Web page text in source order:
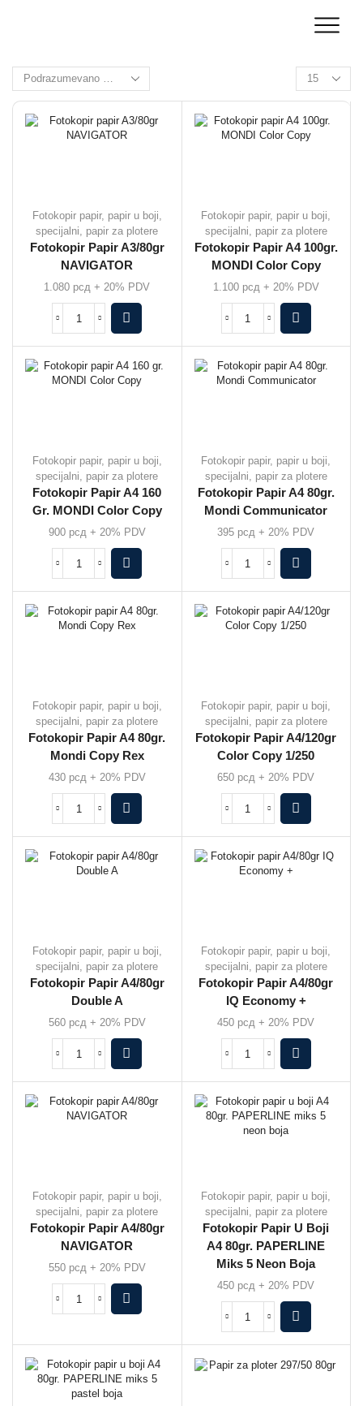
Fotokopir papir, papir u boji,
specijalni, papir za plotere
Fotokopir Papir A3/80gr
NAVIGATOR
1.080 рсд + 20% PDV
Fotokopir papir, papir u boji,
specijalni, papir za plotere
Fotokopir Papir A4 100gr.
MONDI Color Copy
1.100 рсд+ 20% PDV
Fotokopir papir, papir u boji,
specijalni, papir za plotere
Fotokopir Papir A4 160
Gr. MONDI Color Copy
900 рсд+ 20% PDV
Fotokopir papir, papir u boji,
specijalni, papir za plotere
Fotokopir Papir A4 80gr.
Mondi Communicator
395 рсд + 20% PDV
Fotokopir papir, papir u boji,
specijalni, papir za plotere
Fotokopir Papir A4 80gr.
Mondi Copy Rex
430 рсд+ 20% PDV
Fotokopir papir, papir u boji,
specijalni, papir za plotere
Fotokopir Papir A4/120gr
Color Copy 1/250
650 рсд + 20% PDV
Fotokopir papir, papir u boji,
specijalni, papir za plotere
Fotokopir Papir A4/80gr
Double A
560 рсд+ 20% PDV
Fotokopir papir, papir u boji,
specijalni, papir za plotere
Fotokopir Papir A4/80gr
IQ Economy +
450 рсд + 20% PDV
Fotokopir papir, papir u boji,
specijalni, papir za plotere
Fotokopir Papir A4/80gr
NAVIGATOR
550 рсд+ 20% PDV
Fotokopir papir, papir u boji,
specijalni, papir za plotere
Fotokopir Papir U Boji
A4 80gr. PAPERLINE
Miks 5 Neon Boja
450 рсд + 20% PDV